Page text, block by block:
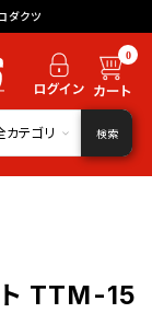
ダクツ
0
カテゴリ 検索
TTM-15